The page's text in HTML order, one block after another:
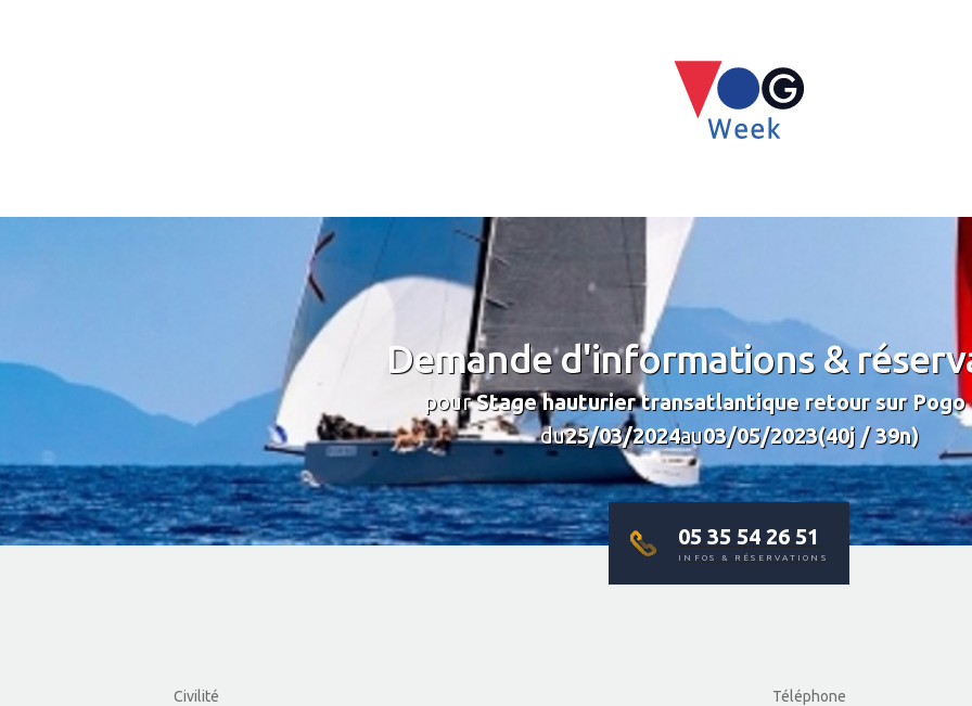
Demande d'informations &
pourStage hauturier transatlantique retour sur Pogo
du25/03/2024au03/05/2023(40j / 39n)
05 35 54 26 51
INFOS & RÉSERVATIONS
Civilité Téléphone